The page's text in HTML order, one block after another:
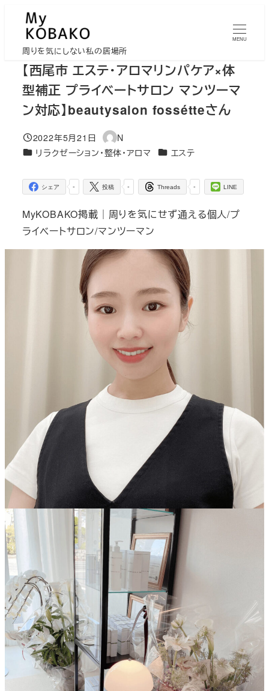
周りを気にしない私の居場所
MENU
【西尾市 エステ・アロマリンパケア×体
型補正 プライベートサロン マンツーマ
ン対応】beautysalon fossétteさん
投稿日
2022年5月21日
著
者
N
カテゴリー
リラクゼーション・整体・アロマ カテゴリー
エステ
-
シェア -
投稿 -
Threads LINE
MyKOBAKO掲載｜周りを気にせず通える個人/プ
ライベートサロン/マンツーマン